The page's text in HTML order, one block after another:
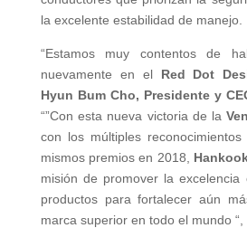
la excelente estabilidad de manejo.
“Estamos muy contentos de
nuevamente en el Red Dot
Hyun Bum Cho, Presidente y
“”Con esta nueva victoria de la
con los múltiples
mismos premios en 2018,
misión de promover la
productos para fortalecer aún
marca superior en todo el mundo “,